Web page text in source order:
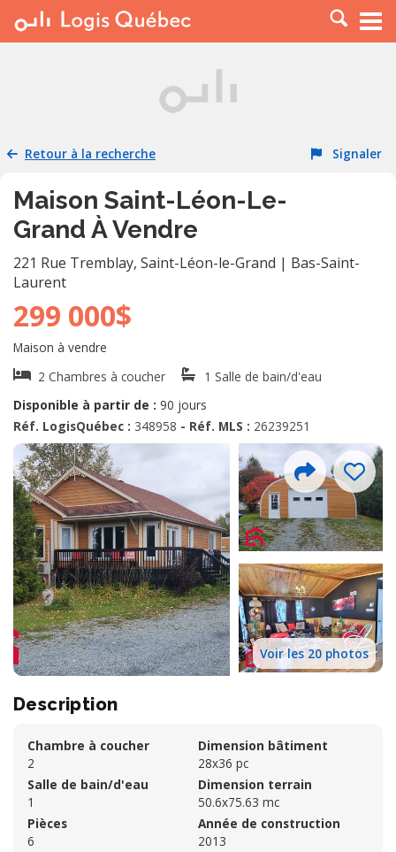
À LOUER
PLACER UNE ANNONCE
RESSOURCES
Retour à la recherche Signaler
Maison Saint-Léon-Le-
Grand À Vendre
221 Rue Tremblay, Saint-Léon-le-Grand | Bas-Saint-
Laurent
299 000$
Maison à vendre
2 Chambres à coucher
1 Salle de bain/d'eau
Disponible à partir de : 90 jours
Réf. LogisQuébec : 348958 - Réf. MLS : 26239251
Voir les 20 photos
Description
Chambre à coucher
2
Salle de bain/d'eau
1
Pièces
6
Dimension bâtiment
28x36 pc
Dimension terrain
50.6x75.63 mc
Année de construction
2013